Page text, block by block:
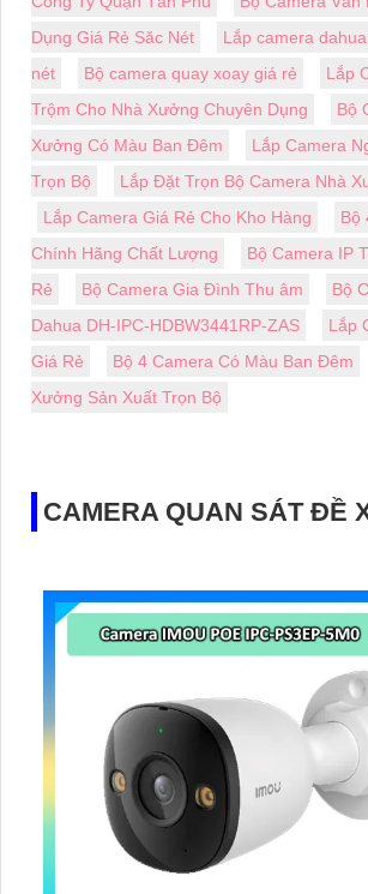
Dụng Giá Rẻ Săc Nét
Lắp camera
nét
Bộ camera quay xoay giá rẻ
Lắp
Trộm Cho Nhà Xưởng Chuyên Dụng
Bộ
Xưởng Có Màu Ban Đêm
Lắp Camera
Trọn Bộ
Lắp Đặt Trọn Bộ Camera Nhà
Lắp Camera Giá Rẻ Cho Kho Hàng
Bộ
Chính Hãng Chất Lượng
Bộ Camera IP
Rẻ
Bộ Camera Gia Đình Thu âm
Bộ
Dahua DH-IPC-HDBW3441RP-ZAS
Lắp
Giá Rẻ
Bộ 4 Camera Có Màu Ban Đêm
Xưởng Sản Xuất Trọn Bộ
CAMERA QUAN SÁT ĐỀ